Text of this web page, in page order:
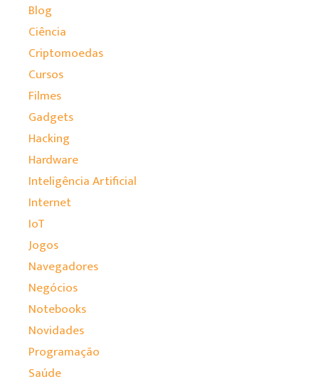
Blog
Ciência
Criptomoedas
Cursos
Filmes
Gadgets
Hacking
Hardware
Inteligência Artificial
Internet
IoT
Jogos
Navegadores
Negócios
Notebooks
Novidades
Programação
Saúde